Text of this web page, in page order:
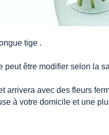
tige .
peut être modifier selon la
arrivera avec des fleurs
à votre domicile et une